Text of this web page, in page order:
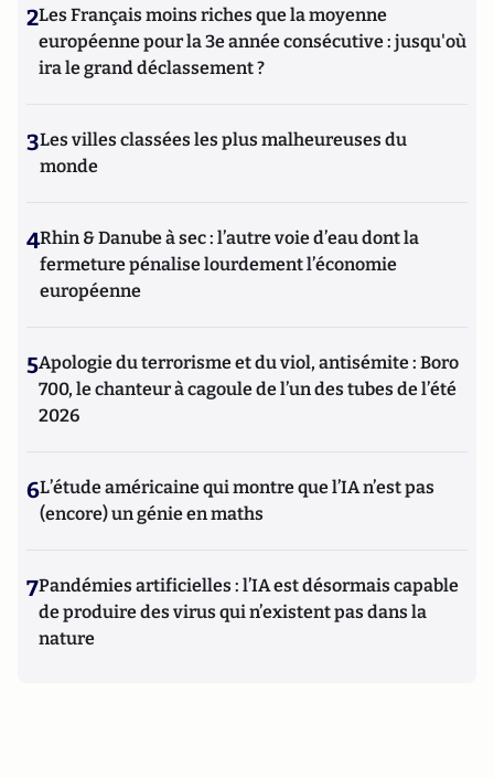
2Les Français moins riches que la moyenne
européenne pour la 3e année consécutive : jusqu'où
ira le grand déclassement ?
3Les villes classées les plus malheureuses du
monde
4Rhin & Danube à sec : l’autre voie d’eau dont la
fermeture pénalise lourdement l’économie
européenne
5Apologie du terrorisme et du viol, antisémite : Boro
700, le chanteur à cagoule de l’un des tubes de l’été
2026
6L’étude américaine qui montre que l’IA n’est pas
(encore) un génie en maths
7Pandémies artificielles : l’IA est désormais capable
de produire des virus qui n’existent pas dans la
nature